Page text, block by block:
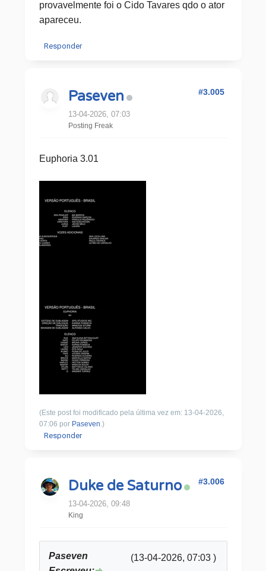
provavelmente foi o Cido Tavares qdo o ator
apareceu.
Responder
Paseven
13-04-2026, 07:03
Posting Freak
#3.005
Euphoria 3.01
(Este post foi modificado pela última vez em: 13-04-2026,
07:06 por Paseven.)
Responder
Duke de Saturno
13-04-2026, 09:48
King
#3.006
(13-04-2026, 07:03 )
Paseven